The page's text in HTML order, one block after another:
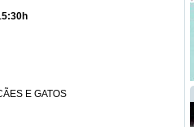
E GATOS